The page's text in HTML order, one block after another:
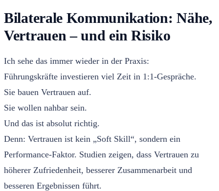
Bilaterale Kommunikation: Nähe,
Vertrauen – und ein Risiko
Ich sehe das immer wieder in der Praxis:
Führungskräfte investieren viel Zeit in 1:1-Gespräche.
Sie bauen Vertrauen auf.
Sie wollen nahbar sein.
Und das ist absolut richtig.
Denn: Vertrauen ist kein „Soft Skill“, sondern ein
Performance-Faktor. Studien zeigen, dass Vertrauen zu
höherer Zufriedenheit, besserer Zusammenarbeit und
besseren Ergebnissen führt.